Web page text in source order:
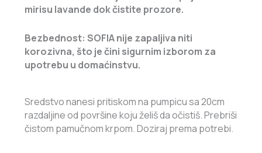
mirisu lavande dok čistite prozore.
Bezbednost: SOFIA nije zapaljiva niti
korozivna, što je čini sigurnim izborom za
upotrebu u domaćinstvu.
Sredstvo nanesi pritiskom na pumpicu sa 20cm
razdaljine od površine koju želiš da očistiš. Prebriši
čistom pamučnom krpom. Doziraj prema potrebi.